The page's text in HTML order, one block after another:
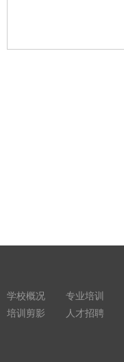
学校概况 专业培训
培训剪影
人才招聘